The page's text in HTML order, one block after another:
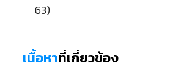
63)
เนื้อหาที่เกี่ยวข้อง